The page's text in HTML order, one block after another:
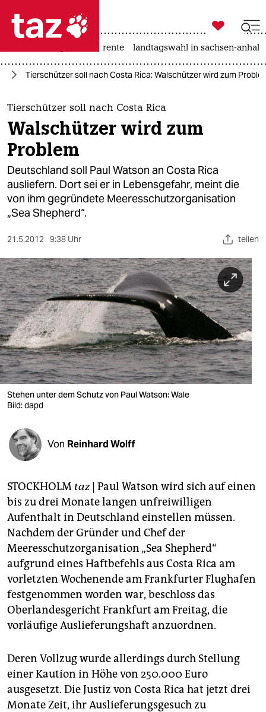
 taz zahl ich
taz zahl ich
themen
politik
öko
gesellschaft
kultur
sport
berlin
nord
wahrheit
verlag
verlag
veranstaltungen
fragen & hilfe
unterstützen
abo
genossenschaft
epaper login

taz zahl ich
rente landtagswahl in sachsen-anhalt
Tierschützer soll nach Costa Rica: Walschützer wird zum
Tierschützer soll nach Costa Rica
Walschützer wird zum
Problem
Deutschland soll Paul Watson an Costa Rica
ausliefern. Dort sei er in Lebensgefahr, meint die
von ihm gegründete Meeresschutzorganisation
„Sea Shepherd“.
21.5.2012 9:38 Uhr teilen
Stehen unter dem Schutz von Paul Watson: Wale
Bild: dapd
Von Reinhard Wolff
STOCKHOLM taz | Paul Watson wird sich auf einen
bis zu drei Monate langen unfreiwilligen
Aufenthalt in Deutschland einstellen müssen.
Nachdem der Gründer und Chef der
Meeresschutzorganisation „Sea Shepherd“
aufgrund eines Haftbefehls aus Costa Rica am
vorletzten Wochenende am Frankfurter Flughafen
festgenommen worden war, beschloss das
Oberlandesgericht Frankfurt am Freitag, die
vorläufige Auslieferungshaft anzuordnen.
Deren Vollzug wurde allerdings durch Stellung
einer Kaution in Höhe von 250.000 Euro
ausgesetzt. Die Justiz von Costa Rica hat jetzt drei
Monate Zeit, ihr Auslieferungsgesuch zu